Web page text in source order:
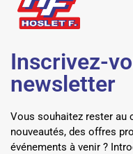
Inscrivez-
newsletter
Vous souhaitez rester au
nouveautés, des offres
événements à venir ?